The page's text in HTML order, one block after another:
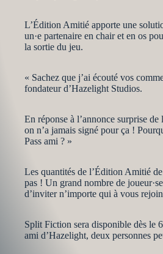
L’Édition Amitié apporte une
un·e partenaire en chair et en os
la sortie du jeu.
« Sachez que j’ai écouté vos
fondateur d’Hazelight Studios.
En réponse à l’annonce surprise
on n’a jamais signé pour ça !
Pass ami ? »
Les quantités de l’Édition Amitié
pas ! Un grand nombre de
d’inviter n’importe qui à vous
Split Fiction sera disponible dès le
ami d’Hazelight, deux personnes